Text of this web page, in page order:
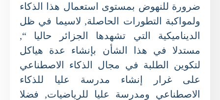
ضرورة للنهوض بمستوى استعمال هذا الذكاء
ولمواكبة التطورات الحاصلة, لاسيما في ظل
الديناميكية التي تشهدها الجزائر حاليا “,
مستدلا في هذا الشأن بإنشاء عدة هياكل
لتكوين الطلبة في مجال الذكاء الاصطناعي
على غرار إنشاء مدرسة عليا للذكاء
الاصطناعي ومدرسة عليا للرياضيات, فضلا